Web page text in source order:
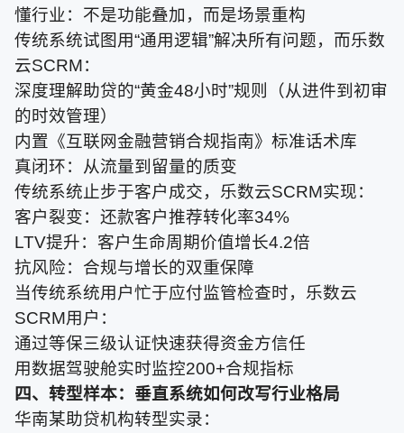
懂行业：不是功能叠加，而是场景重构
传统系统试图用“通用逻辑”解决所有问题，而乐数
云SCRM：
深度理解助贷的“黄金48小时”规则（从进件到初审
的时效管理）
内置《互联网金融营销合规指南》标准话术库
真闭环：从流量到留量的质变
传统系统止步于客户成交，乐数云SCRM实现：
客户裂变：还款客户推荐转化率34%
LTV提升：客户生命周期价值增长4.2倍
抗风险：合规与增长的双重保障
当传统系统用户忙于应付监管检查时，乐数云
SCRM用户：
通过等保三级认证快速获得资金方信任
用数据驾驶舱实时监控200+合规指标
四、转型样本：垂直系统如何改写行业格局
华南某助贷机构转型实录：